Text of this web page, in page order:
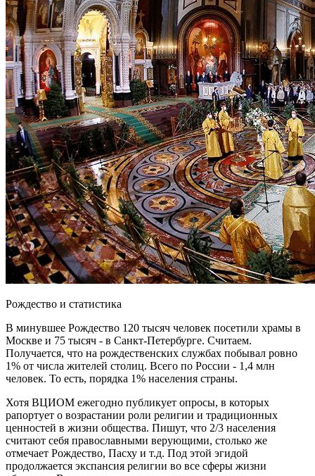
Рождество и статистика
В минувшее Рождество 120 тысяч человек посетили храмы в
Москве и 75 тысяч - в Санкт-Петербурге. Считаем.
Получается, что на рождественских службах побывал ровно
1% от числа жителей столиц. Всего по России - 1,4 млн
человек. То есть, порядка 1% населения страны.
Хотя ВЦИОМ ежегодно публикует опросы, в которых
рапортует о возрастании роли религии и традиционных
ценностей в жизни общества. Пишут, что 2/3 населения
считают себя православными верующими, столько же
отмечает Рождество, Пасху и т.д. Под этой эгидой
продолжается экспансия религии во все сферы жизни